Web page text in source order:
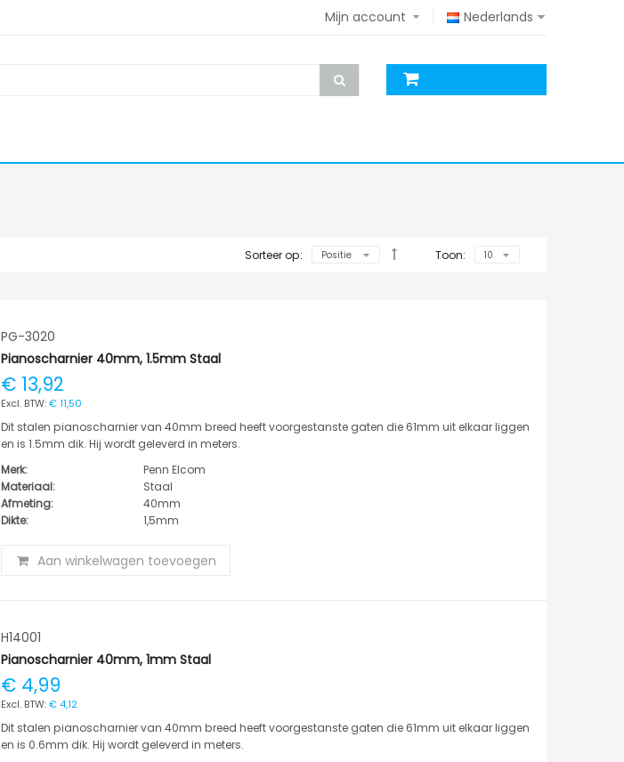
Nederlands
Mijn account
Sorteer op: Toon:
PG-3020
Pianoscharnier 40mm, 1.5mm Staal
€ 13,92
€ 11,50
Dit stalen pianoscharnier van 40mm breed heeft voorgestanste gaten die 61mm uit elkaar liggen
en is 1.5mm dik. Hij wordt geleverd in meters.
Merk:
Penn Elcom
Materiaal:
Staal
Afmeting:
40mm
Dikte:
1,5mm
Aan winkelwagen toevoegen
H14001
Pianoscharnier 40mm, 1mm Staal
€ 4,99
€ 4,12
Dit stalen pianoscharnier van 40mm breed heeft voorgestanste gaten die 61mm uit elkaar liggen
en is 0.6mm dik. Hij wordt geleverd in meters.